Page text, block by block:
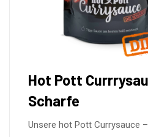
Hot Pott
Scharfe
Unsere hot Pott Currysauce